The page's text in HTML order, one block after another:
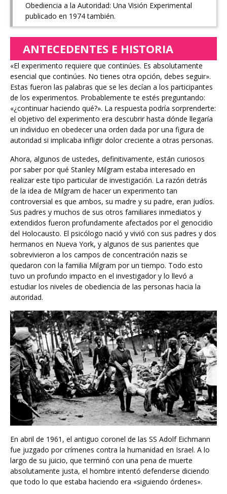
Obediencia a la Autoridad: Una Visión Experimental
publicado en 1974 también.
ANTECEDENTES E HISTORIA
«El experimento requiere que continúes. Es absolutamente
esencial que continúes. No tienes otra opción, debes seguir».
Estas fueron las palabras que se les decían a los participantes
de los experimentos. Probablemente te estés preguntando:
«¿continuar haciendo qué?». La respuesta podría sorprenderte:
el objetivo del experimento era descubrir hasta dónde llegaría
un individuo en obedecer una orden dada por una figura de
autoridad si implicaba infligir dolor creciente a otras personas.
Ahora, algunos de ustedes, definitivamente, están curiosos
por saber por qué Stanley Milgram estaba interesado en
realizar este tipo particular de investigación. La razón detrás
de la idea de Milgram de hacer un experimento tan
controversial es que ambos, su madre y su padre, eran judíos.
Sus padres y muchos de sus otros familiares inmediatos y
extendidos fueron profundamente afectados por el genocidio
del Holocausto. El psicólogo nació y vivió con sus padres y dos
hermanos en Nueva York, y algunos de sus parientes que
sobrevivieron a los campos de concentración nazis se
quedaron con la familia Milgram por un tiempo. Todo esto
tuvo un profundo impacto en el investigador y lo llevó a
estudiar los niveles de obediencia de las personas hacia la
autoridad.
En abril de 1961, el antiguo coronel de las SS Adolf Eichmann
fue juzgado por crímenes contra la humanidad en Israel. A lo
largo de su juicio, que terminó con una pena de muerte
absolutamente justa, el hombre intentó defenderse diciendo
que todo lo que estaba haciendo era «siguiendo órdenes».